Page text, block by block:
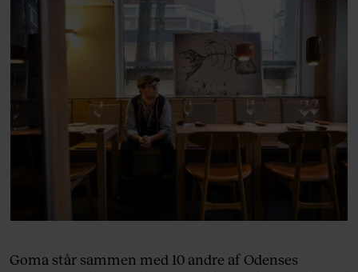
Goma står sammen med 10 andre af Odenses